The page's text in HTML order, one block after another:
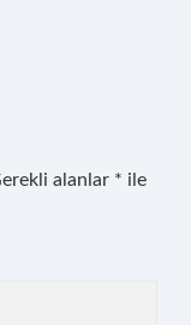
alanlar * ile